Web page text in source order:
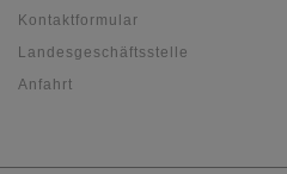
Kontaktformular
Landesgeschäftsstelle
Anfahrt